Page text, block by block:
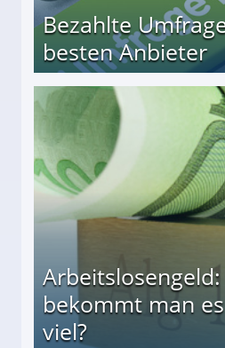
Bezahlte
besten Anbieter
bekommt man
viel?